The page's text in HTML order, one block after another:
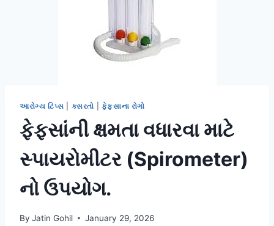
આરોગ્ય ટિપ્સ કસરતો ફેફસાના રોગો
ફેફસાંની ક્ષમતા વધારવા માટે
સ્પાયરોમીટર (Spirometer)
નો ઉપયોગ.
By Jatin Gohil January 29, 2026